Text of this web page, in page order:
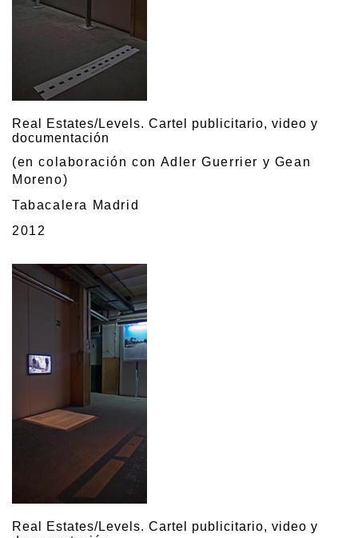
Real Estates/Levels. Cartel publicitario, video y
documentación
(en colaboración con Adler Guerrier y Gean
Moreno)
Tabacalera Madrid
2012
Real Estates/Levels. Cartel publicitario, video y